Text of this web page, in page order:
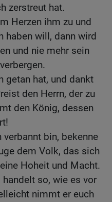
zerstreut hat.
Herzen ihm zu und
haben will, dann wird
und nie mehr sein
getan hat, und dankt
den Herrn, der zu
den König, dessen
bin, bekenne
dem Volk, das sich
Hoheit und Macht.
handelt so, wie es vor
nimmt er euch